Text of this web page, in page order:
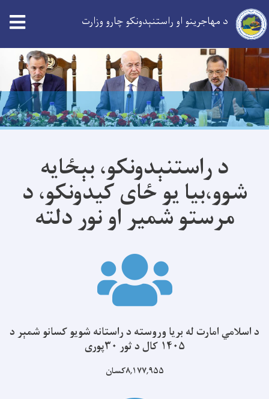
Skip
to
main
content
د مهاجرینو او راستنېدونکو چارو وزارت
د راستنېدونکو، بېځايه
شوو،بیا یو ځای کيدونکو، د
مرستو شمير او نور دلته
د اسلامي امارت له بریا وروسته د راستانه شویو کسانو شمېر د
۱۴۰۵ کال د ثور ۳۰پوری
۸,۱۷۷,۹۵۵کسان